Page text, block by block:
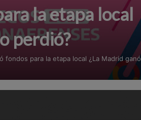
la etapa local
perdió?
fondos para la etapa local ¿La Madrid ganó